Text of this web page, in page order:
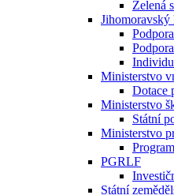
Zelená
Jihomoravský
Ministerstvo
Dotace
Ministerstvo
Státní
Ministerstvo
PGRLF
Státní